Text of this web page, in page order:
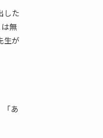
した
無
生が
あ